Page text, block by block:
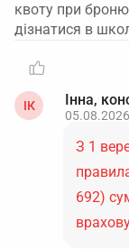
квоту при
дізнатися в
ІК Інна,
З 1
692)